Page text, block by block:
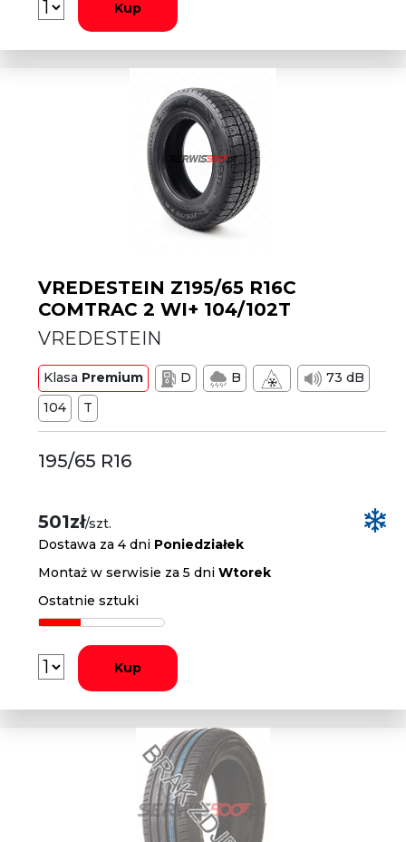
Kup
VREDESTEIN Z195/65 R16C
COMTRAC 2 WI+ 104/102T
VREDESTEIN
Klasa Premium D B
73 dB
104
T
195/65 R16
501zł/szt.
Dostawa za 4 dni Poniedziałek
Montaż w serwisie za 5 dniWtorek
Ostatnie sztuki
Kup